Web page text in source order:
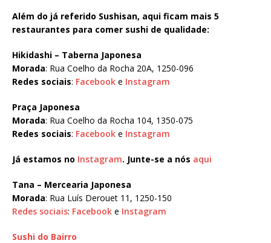
Além do já referido Sushisan, aqui ficam mais 5
restaurantes para comer sushi de qualidade:
Hikidashi – Taberna Japonesa
Morada: Rua Coelho da Rocha 20A, 1250-096
Redes sociais: Facebook e Instagram
Praça Japonesa
Morada: Rua Coelho da Rocha 104, 1350-075
Redes sociais: Facebook e Instagram
Já estamos no Instagram. Junte-se a nós aqui
Tana – Mercearia Japonesa
Morada: Rua Luís Derouet 11, 1250-150
Redes sociais: Facebook e Instagram
Sushi do Bairro